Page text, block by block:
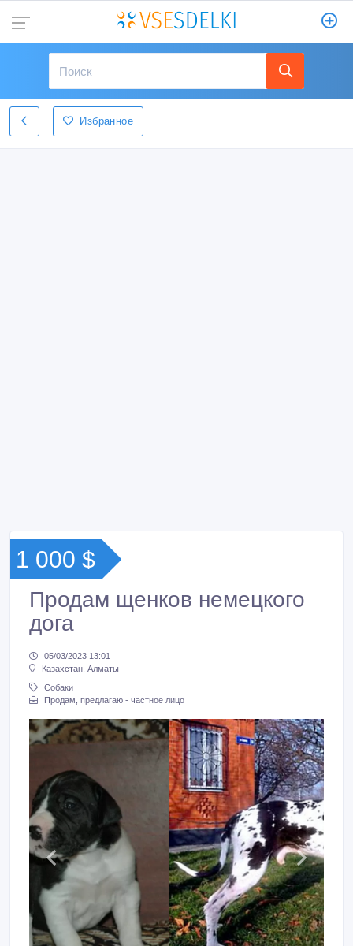
Избранное
1 000 $
Продам щенков немецкого
дога
05/03/2023 13:01
Казахстан, Алматы
Собаки
Продам, предлагаю - частное лицо